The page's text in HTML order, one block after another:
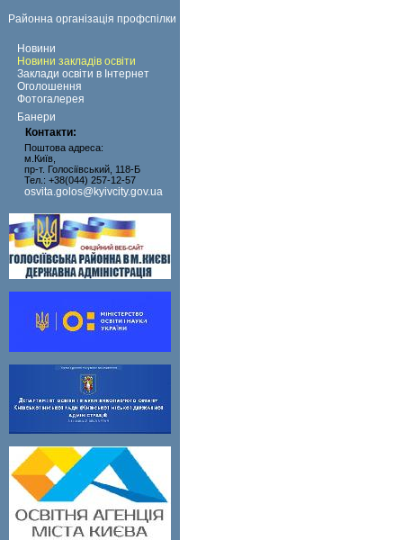
Районна організація профспілки
Новини
Новини закладів освіти
Заклади освіти в Інтернет
Оголошення
Фотогалерея
Банери
Контакти:
Поштова адреса:
м.Київ,
пр-т. Голосіївський, 118-Б
Тел.: +38(044) 257-12-57
osvita.golos@kyivcity.gov.ua